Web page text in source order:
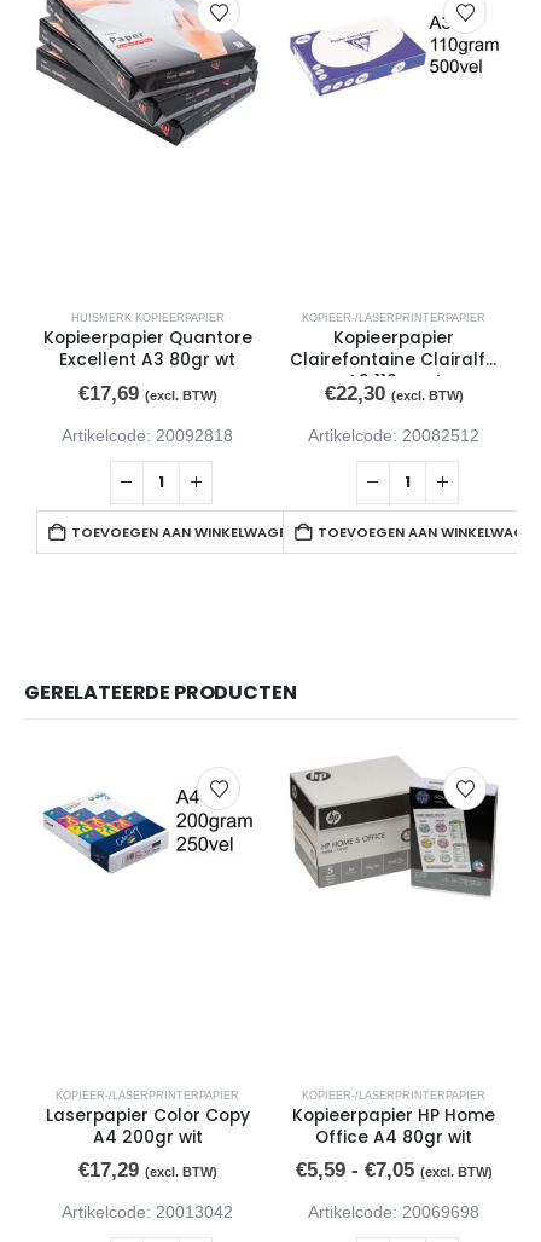
HUISMERK KOPIEERPAPIER
Kopieerpapier Quantore
Excellent A3 80gr wt
€17,69 (excl. BTW)
Artikelcode: 20092818
TOEVOEGEN AAN WINKELWAGEN
KOPIEER-/LASERPRINTERPAPIER
Kopieerpapier
Clairefontaine Clairalfa
A3 110gr wt
€22,30 (excl. BTW)
Artikelcode: 20082512
TOEVOEGEN AAN
GERELATEERDE PRODUCTEN
KOPIEER-/LASERPRINTERPAPIER
Laserpapier Color Copy
A4 200gr wit
€17,29 (excl. BTW)
Artikelcode: 20013042
KOPIEER-/LASERPRINTERPAPIER
Kopieerpapier HP Home
Office A4 80gr wit
€5,59- €7,05 (excl. BTW)
Artikelcode: 20069698